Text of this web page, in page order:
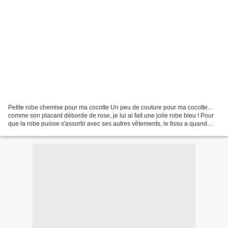
Petite robe chemise pour ma cocotte Un peu de couture pour ma cocotte...
comme son placard déborde de rose, je lui ai fait une jolie robe bleu ! Pour
que la robe puisse s'assortir avec ses autres vêtements, le tissu a quand